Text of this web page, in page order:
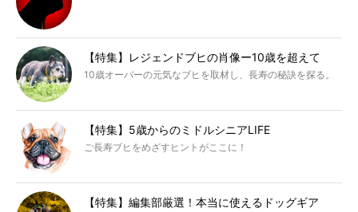
【特集】レジェンドブヒの肖像ー10歳を超えて
10歳オーバーの元気なブヒを取材し、長寿の秘訣を探る。
【特集】5歳からのミドルシニアLIFE
ご長寿ブヒをめざすヒントがここに！
【特集】編集部厳選！本当に使えるドッグギア